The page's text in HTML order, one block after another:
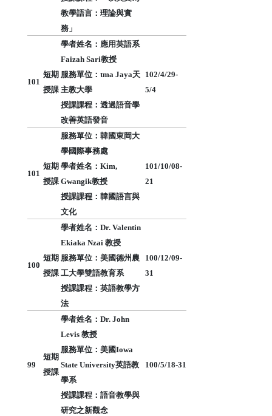
教學語言：理論與實
務」
101
短期
授課
學者姓名：應用英語系
Faizah Sari教授
服務單位：tma Jaya天
主教大學
授課課程：透過語音學
改善英語發音
102/4/29-
5/4
101
短期
授課
服務單位：韓國東岡大
學國際事務處
學者姓名：Kim,
Gwangik教授
授課課程：韓國語言與
文化
101/10/08-
21
100
短期
授課
學者姓名：Dr. Valentin
Ekiaka Nzai 教授
服務單位：美國德州農
工大學雙語教育系
授課課程：英語教學方
法
100/12/09-
31
99
短期
授課
學者姓名：Dr. John
Levis 教授
服務單位：美國Iowa
State University英語教
學系
授課課程：語音教學與
研究之新觀念
100/5/18-31